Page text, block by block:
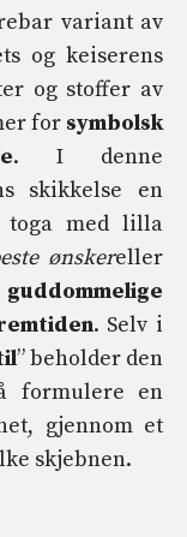
variant av
og keiserens
og stoffer av
for symbolsk
. I denne
skikkelse en
toga med lilla
ønskereller
guddommelige
. Selv i
” beholder den
formulere en
gjennom et
skjebnen.